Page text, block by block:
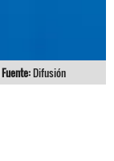
Fuente:Difusión